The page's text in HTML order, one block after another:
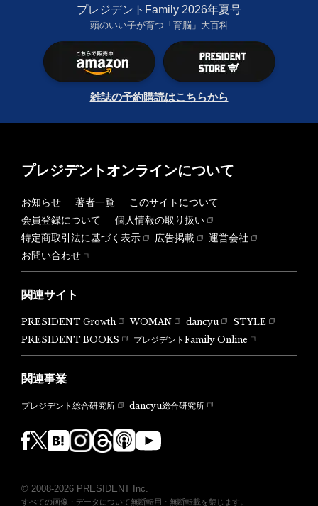
プレジデントFamily 2026年夏号
頭のいい子が育つ「育脳」大百科
雑誌の予約購読はこちらから
プレジデントオンラインについて
お知らせ 著者一覧
このサイトについて
会員登録について
個人情報の取り扱い
特定商取引法に基づく表示
広告掲載
運営会社
お問い合わせ
関連サイト
PRESIDENT Growth WOMAN dancyu
STYLE
PRESIDENT BOOKS
プレジデントFamily Online
関連事業
プレジデント総合研究所 dancyu総合研究所
© 2008-2026 PRESIDENT Inc.
すべての画像・データについて無断転用・無断転載を禁じます。